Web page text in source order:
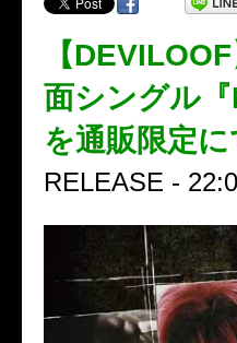
【
面シングル
を通販限定
RELEASE -